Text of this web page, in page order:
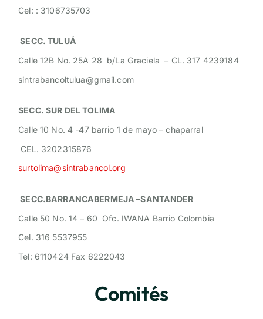
Cel: : 3106735703
SECC. TULUÁ
Calle 12B No. 25A 28 b/La Graciela – CL. 317 4239184
sintrabancoltulua@gmail.com
SECC. SUR DEL TOLIMA
Calle 10 No. 4 -47 barrio 1 de mayo – chaparral
CEL. 3202315876
surtolima@sintrabancol.org
SECC.BARRANCABERMEJA –SANTANDER
Calle 50 No. 14 – 60 Ofc. IWANA Barrio Colombia
Cel. 316 5537955
Tel: 6110424 Fax 6222043
Comités